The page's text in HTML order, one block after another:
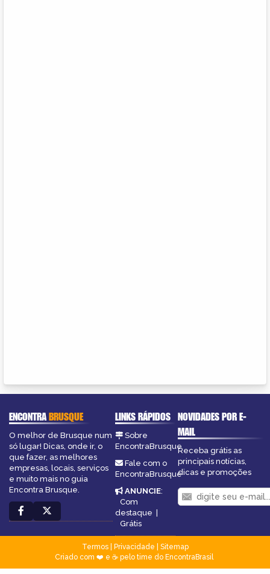
ENCONTRABRUSQUE
O melhor de Brusque num
só lugar! Dicas, onde ir, o
que fazer, as melhores
empresas, locais, serviços
e muito mais no guia
Encontra Brusque.
LINKS RÁPIDOS
Sobre
EncontraBrusque
Fale com o
EncontraBrusque
ANUNCIE:
Com
destaque |
Grátis
NOVIDADES POR E-
MAIL
Receba grátis as
principais notícias,
dicas e promoções
Termos| Privacidade
Sitemap
Criado com ❤️ e ☕ pelo time do EncontraBrasil